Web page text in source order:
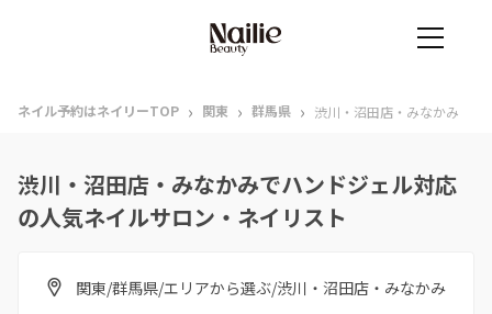
ネイル予約はネイリーTOP › 関東 › 群馬県 › 渋川・沼田店・みなかみ
渋川・沼田店・みなかみでハンドジェル対応
の人気ネイルサロン・ネイリスト
関東/群馬県/エリアから選ぶ/渋川・沼田店・みなかみ